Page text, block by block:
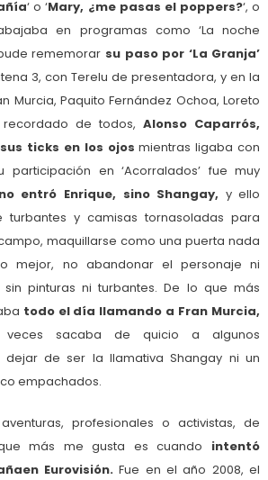
‘ o ‘Mary, ¿me pasas el poppers?‘, o
en programas como ‘La noche
rememorar su paso por ‘La Granja’
3, con Terelu de presentadora, y en la
Murcia, Paquito Fernández Ochoa, Loreto
de todos,Alonso Caparrós,
ticks en los ojos mientras ligaba con
participación en ‘Acorralados’ fue muy
no entró Enrique, sino Shangay, y ello
y camisas tornasoladas para
maquillarse como una puerta nada
mejor, no abandonar el personaje ni
pinturas ni turbantes. De lo que más
todo el día llamando a Fran Murcia,
sacaba de quicio a algunos
de ser la llamativa Shangay ni un
empachados.
profesionales o activistas, de
más me gusta es cuando intentó
Eurovisión.Fue en el año 2008, el